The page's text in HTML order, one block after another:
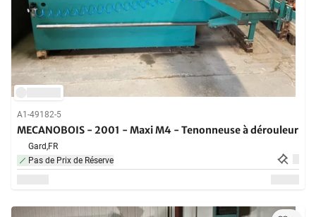
A1-49182-5
MECANOBOIS - 2001 - Maxi M4 - Tenonneuse à dérouleur
Gard,FR
Pas de Prix de Réserve